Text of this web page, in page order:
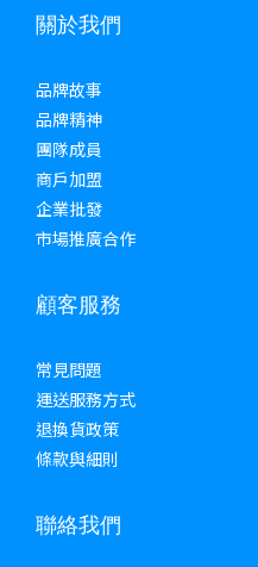
關於我們
品牌故事
品牌精神
團隊成員
商戶加盟
企業批發
市場推廣合作
顧客服務
常見問題
運送服務方式
退換貨政策
條款與細則
聯絡我們